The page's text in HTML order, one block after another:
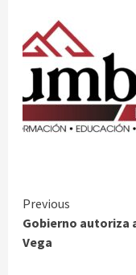
Continue
Reading
Previous
Gobierno autoriza
Vega